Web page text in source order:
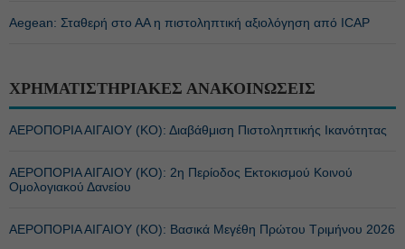
Aegean: Σταθερή στο ΑΑ η πιστοληπτική αξιολόγηση από ICAP
ΧΡΗΜΑΤΙΣΤΗΡΙΑΚΕΣ ΑΝΑΚΟΙΝΩΣΕΙΣ
ΑΕΡΟΠΟΡΙΑ ΑΙΓΑΙΟΥ (ΚΟ): Διαβάθμιση Πιστοληπτικής Ικανότητας
ΑΕΡΟΠΟΡΙΑ ΑΙΓΑΙΟΥ (ΚΟ): 2η Περίοδος Εκτοκισμού Κοινού
Ομολογιακού Δανείου
ΑΕΡΟΠΟΡΙΑ ΑΙΓΑΙΟΥ (ΚΟ): Βασικά Μεγέθη Πρώτου Τριμήνου 2026